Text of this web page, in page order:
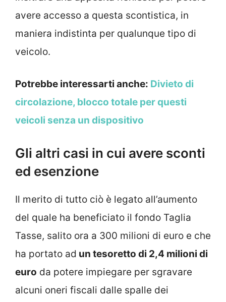
avere accesso a questa scontistica, in
maniera indistinta per qualunque tipo di
veicolo.
Potrebbe interessarti anche: Divieto di
circolazione, blocco totale per questi
veicoli senza un dispositivo
Gli altri casi in cui avere sconti
ed esenzione
Il merito di tutto ciò è legato all’aumento
del quale ha beneficiato il fondo Taglia
Tasse, salito ora a 300 milioni di euro e che
ha portato ad un tesoretto di 2,4 milioni di
euro da potere impiegare per sgravare
alcuni oneri fiscali dalle spalle dei